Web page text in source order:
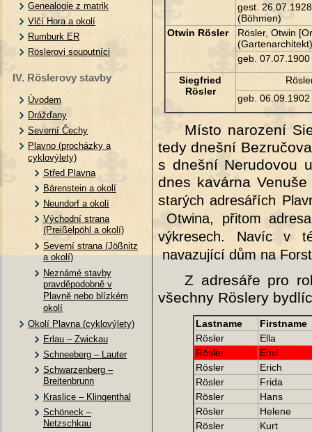
Genealogie z matrik
Vlčí Hora a okolí
Rumburk ER
Röslerovi souputníci
IV. Röslerovy stavby
Úvodem
Drážďany
Severní Čechy
Plavno (procházky a
cyklovýlety)
Střed Plavna
Bärenstein a okolí
Neundorf a okolí
Východní strana
(Preißelpöhl a okolí)
Severní strana (Jößnitz
a okolí)
Neznámé stavby
pravděpodobně v
Plavně nebo blízkém
okolí
Okolí Plavna (cyklovýlety)
Erlau – Zwickau
Schneeberg – Lauter
Schwarzenberg –
Breitenbrunn
Kraslice – Klingenthal
Schöneck –
Netzschkau
gest.
(Böhmen)
Otwin Rösler
Rösler, Otwin
(Gartenarchitekt)
geb.
Siegfried
Rösler
geb.
Místo narození
tedy dnešní
s dnešní Nerudovou
dnes kavárna
starých adresářích
Otwina, přitom
výkresech. Navíc v
navazující dům na
Z adresáře pro
všechny Röslery
Lastname
Firstname
Rösler
Ella
Rösler
Emil
Rösler
Erich
Rösler
Frida
Rösler
Hans
Rösler
Helene
Rösler
Kurt